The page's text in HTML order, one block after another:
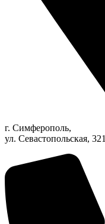
г. Симферополь,
ул. Севастопольская, 321